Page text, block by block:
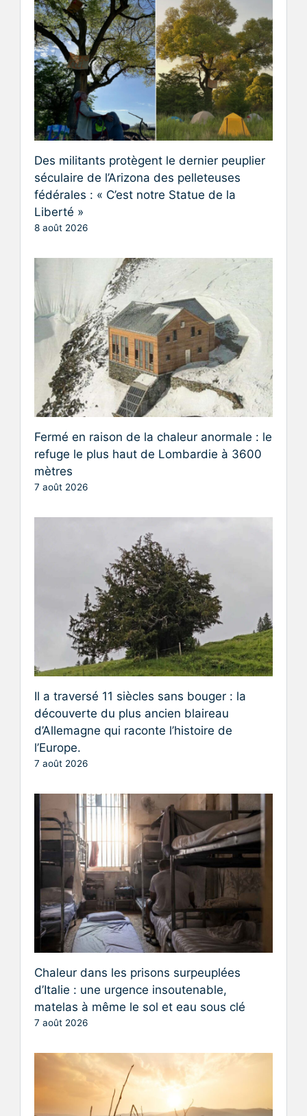
Des militants protègent le dernier peuplier
séculaire de l’Arizona des pelleteuses
fédérales : « C’est notre Statue de la
Liberté »
8 août 2026
Fermé en raison de la chaleur anormale : le
refuge le plus haut de Lombardie à 3600
mètres
7 août 2026
Il a traversé 11 siècles sans bouger : la
découverte du plus ancien blaireau
d’Allemagne qui raconte l’histoire de
l’Europe.
7 août 2026
Chaleur dans les prisons surpeuplées
d’Italie : une urgence insoutenable,
matelas à même le sol et eau sous clé
7 août 2026